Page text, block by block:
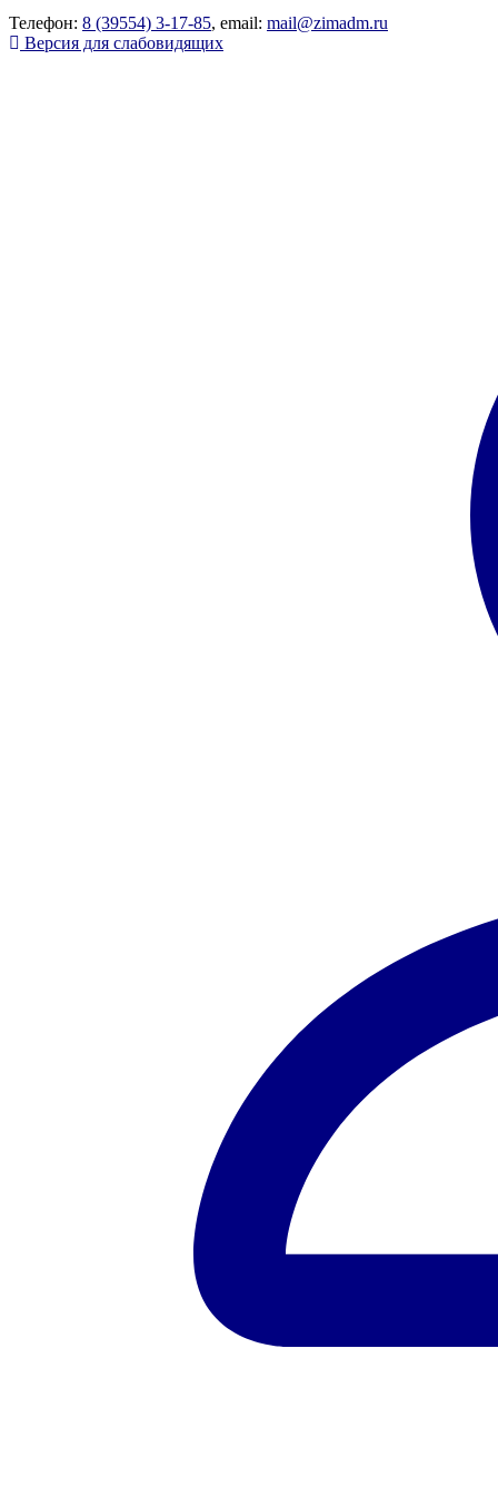
Телефон: 8 (39554) 3-17-85, email: mail@zimadm.ru
Версия для слабовидящих